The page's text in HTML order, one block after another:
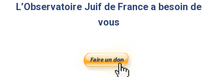
L’Observatoire Juif de France a besoin de
vous